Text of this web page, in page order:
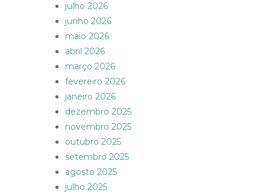
julho 2026
junho 2026
maio 2026
abril 2026
março 2026
fevereiro 2026
janeiro 2026
dezembro 2025
novembro 2025
outubro 2025
setembro 2025
agosto 2025
julho 2025